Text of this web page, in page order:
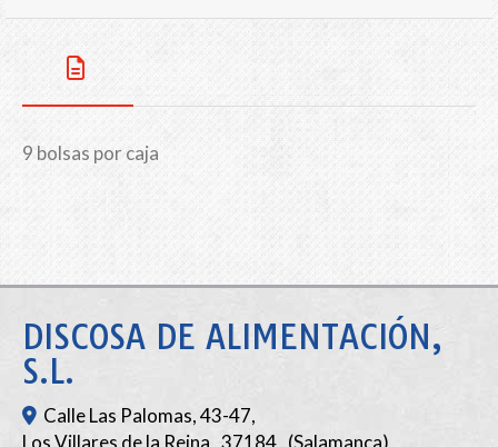
9 bolsas por caja
DISCOSA DE ALIMENTACIÓN,
S.L.
Calle Las Palomas, 43-47,
Los Villares de la Reina 37184 (Salamanca)